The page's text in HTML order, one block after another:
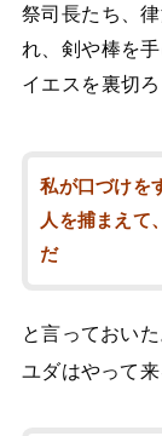
祭司長たち、
れ、剣や棒を
イエスを裏切
私が口づけを
人を捕まえて
だ
と言っておいた
ユダはやって